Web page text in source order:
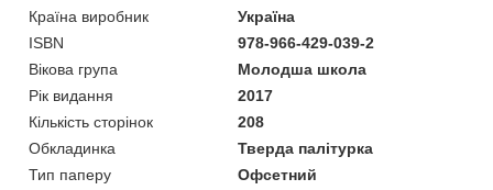
Країна виробник
Україна
ISBN
978-966-429-039-2
Вікова група
Молодша школа
Рік видання
2017
Кількість сторінок
208
Обкладинка
Тверда палітурка
Тип паперу
Офсетний